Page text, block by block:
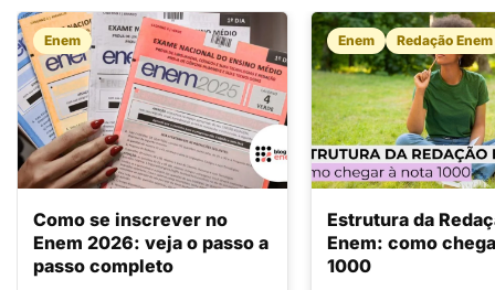
Enem
Como se inscrever no
Enem 2026: veja o passo a
passo completo
Enem Redação Enem
Estrutura da
Enem: como
1000